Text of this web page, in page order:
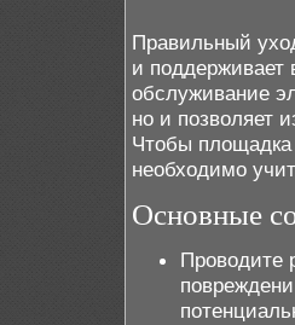
Правильный
и поддерживает
обслуживание
но и позволяет
Чтобы площадка
необходимо
Основные
Проводите